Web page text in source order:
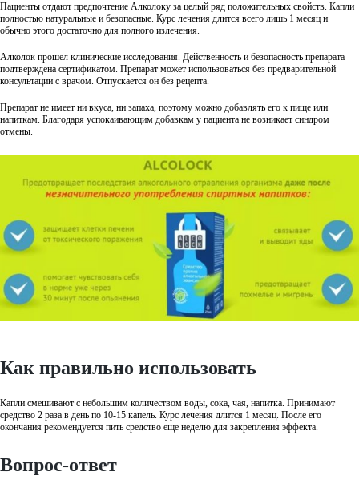
Пациенты отдают предпочтение Алколоку за целый ряд положительных свойств. Капли
полностью натуральные и безопасные. Курс лечения длится всего лишь 1 месяц и
обычно этого достаточно для полного излечения.
Алколок прошел клинические исследования. Действенность и безопасность препарата
подтверждена сертификатом. Препарат может использоваться без предварительной
консультации с врачом. Отпускается он без рецепта.
Препарат не имеет ни вкуса, ни запаха, поэтому можно добавлять его к пище или
напиткам. Благодаря успокаивающим добавкам у пациента не возникает синдром
отмены.
Как правильно использовать
Капли смешивают с небольшим количеством воды, сока, чая, напитка. Принимают
средство 2 раза в день по 10-15 капель. Курс лечения длится 1 месяц. После его
окончания рекомендуется пить средство еще неделю для закрепления эффекта.
Вопрос-ответ